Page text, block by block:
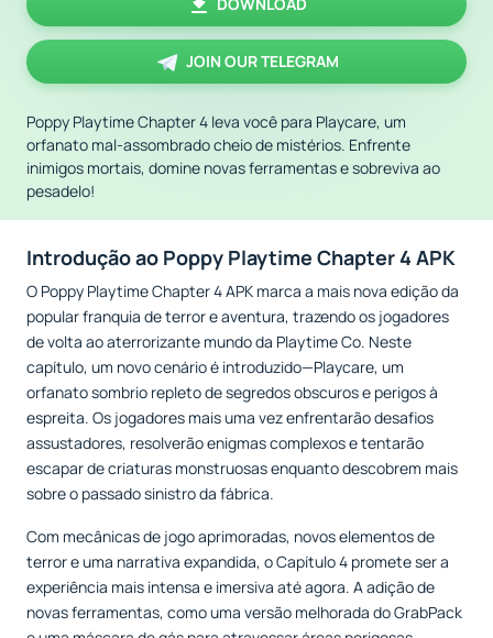
JOIN OUR TELEGRAM
Poppy Playtime Chapter 4 leva você para Playcare, um
orfanato mal-assombrado cheio de mistérios. Enfrente
inimigos mortais, domine novas ferramentas e sobreviva ao
pesadelo!
Introdução ao Poppy Playtime Chapter 4 APK
O Poppy Playtime Chapter 4 APK marca a mais nova edição da
popular franquia de terror e aventura, trazendo os jogadores
de volta ao aterrorizante mundo da Playtime Co. Neste
capítulo, um novo cenário é introduzido—Playcare, um
orfanato sombrio repleto de segredos obscuros e perigos à
espreita. Os jogadores mais uma vez enfrentarão desafios
assustadores, resolverão enigmas complexos e tentarão
escapar de criaturas monstruosas enquanto descobrem mais
sobre o passado sinistro da fábrica.
Com mecânicas de jogo aprimoradas, novos elementos de
terror e uma narrativa expandida, o Capítulo 4 promete ser a
experiência mais intensa e imersiva até agora. A adição de
novas ferramentas, como uma versão melhorada do GrabPack